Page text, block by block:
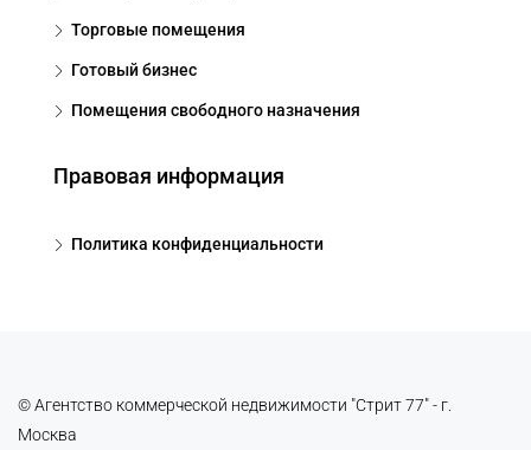
Торговые помещения
Готовый бизнес
Помещения свободного назначения
Правовая информация
Политика конфиденциальности
© Агентство коммерческой недвижимости "Стрит 77" - г.
Москва